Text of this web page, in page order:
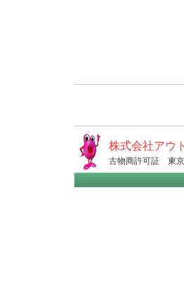
株式会社アウ
古物商許可証 東